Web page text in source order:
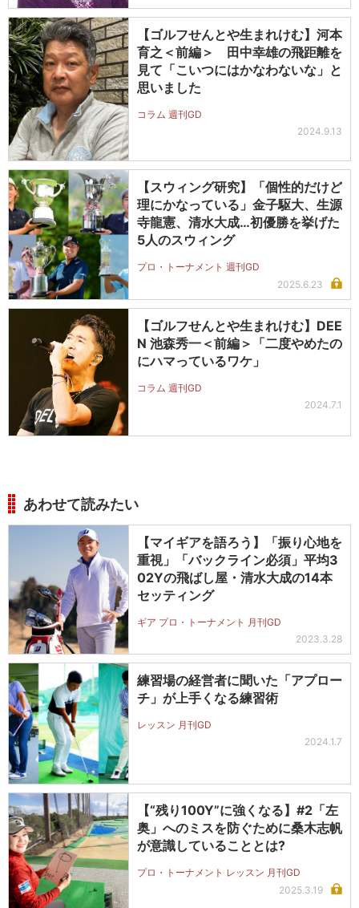
【ゴルフせんとや生まれけむ】河本
育之＜前編＞ 田中幸雄の飛距離を
見て「こいつにはかなわないな」と
思いました
コラム 週刊GD
2024.9.13
【スウィング研究】「個性的だけど
理にかなっている」金子駆大、生源
寺龍憲、清水大成…初優勝を挙げた
5人のスウィング
プロ・トーナメント 週刊GD
2025.6.23
【ゴルフせんとや生まれけむ】DEE
N 池森秀一＜前編＞「二度やめたの
にハマっているワケ」
コラム 週刊GD
2024.7.1
あわせて読みたい
【マイギアを語ろう】「振り心地を
重視」「バックライン必須」平均3
02Yの飛ばし屋・清水大成の14本
セッティング
ギア プロ・トーナメント 月刊GD
2023.3.28
練習場の経営者に聞いた「アプロー
チ」が上手くなる練習術
レッスン 月刊GD
2024.1.7
【“残り100Y”に強くなる】#2「左
奥」へのミスを防ぐために桑木志帆
が意識していることとは?
プロ・トーナメント レッスン 月刊GD
2025.3.19